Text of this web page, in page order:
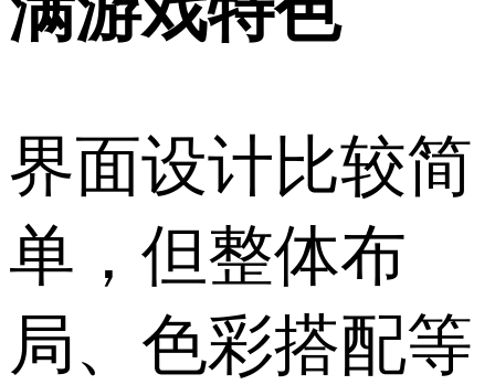
界面设计比较简
单，但整体布
局、色彩搭配等